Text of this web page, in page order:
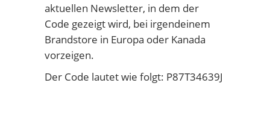
aktuellen Newsletter, in dem der
Code gezeigt wird, bei irgendeinem
Brandstore in Europa oder Kanada
vorzeigen.
Der Code lautet wie folgt: P87T34639J